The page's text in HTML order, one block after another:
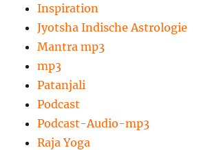
Inspiration
Jyotsha Indische Astrologie
Mantra mp3
mp3
Patanjali
Podcast
Podcast-Audio-mp3
Raja Yoga